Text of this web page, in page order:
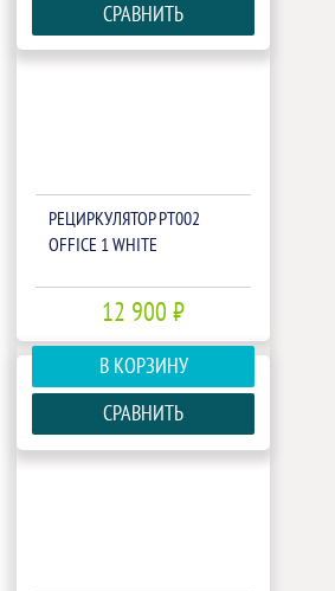
СРАВНИТЬ
РЕЦИРКУЛЯТОР РТ002
OFFICE 1 WHITE
12 900 ₽
В КОРЗИНУ
СРАВНИТЬ